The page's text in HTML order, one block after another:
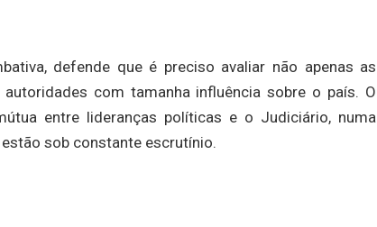
defende que é preciso avaliar não apenas as
com tamanha influência sobre o país. O
entre lideranças políticas e o Judiciário, numa
sob constante escrutínio.